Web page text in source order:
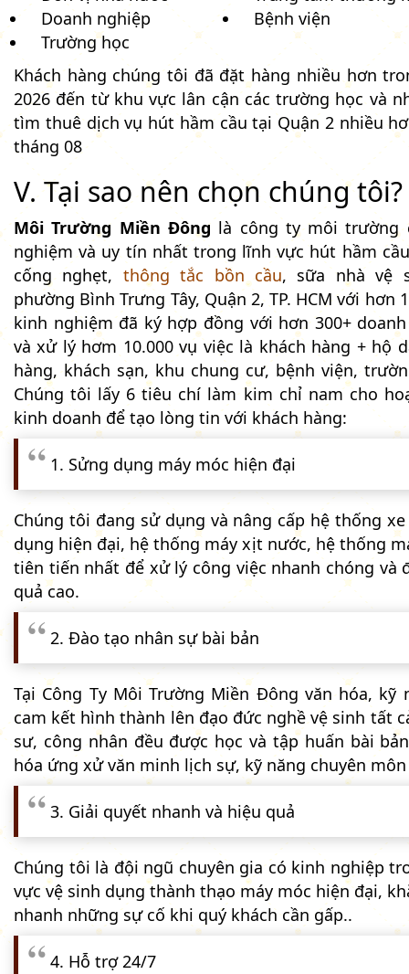
Doanh nghiệp
Bệnh viện
Trường học
Khách hàng chúng tôi đã đặt hàng nhiều hơn
2026 đến từ khu vực lân cận các trường học và
tìm thuê dịch vụ hút hầm cầu tại Quận 2 nhiều
tháng 08
V. Tại sao nên chọn chúng tôi?
Môi Trường Miền Đông là công ty môi trường
nghiệm và uy tín nhất trong lĩnh vực hút hầm
cống nghẹt, thông tắc bồn cầu, sữa nhà vệ
phường Bình Trưng Tây, Quận 2, TP. HCM với hơn
kinh nghiệm đã ký hợp đồng với hơn 300+
và xử lý hơm 10.000 vụ việc là khách hàng + hộ
hàng, khách sạn, khu chung cư, bệnh viện,
Chúng tôi lấy 6 tiêu chí làm kim chỉ nam cho
kinh doanh để tạo lòng tin với khách hàng:
1. Sửng dụng máy móc hiện đại
Chúng tôi đang sử dụng và nâng cấp hệ thống
dụng hiện đại, hệ thống máy xịt nước, hệ thống
tiên tiến nhất để xử lý công việc nhanh chóng và
quả cao.
2. Đào tạo nhân sự bài bản
Tại Công Ty Môi Trường Miền Đông văn hóa, kỹ
cam kết hình thành lên đạo đức nghề vệ sinh tất
sư, công nhân đều được học và tập huấn bài
hóa ứng xử văn minh lịch sự, kỹ năng chuyên
3. Giải quyết nhanh và hiệu quả
Chúng tôi là đội ngũ chuyên gia có kinh nghiệp
vực vệ sinh dụng thành thạo máy móc hiện đại,
nhanh những sự cố khi quý khách cần gấp..
4. Hỗ trợ 24/7